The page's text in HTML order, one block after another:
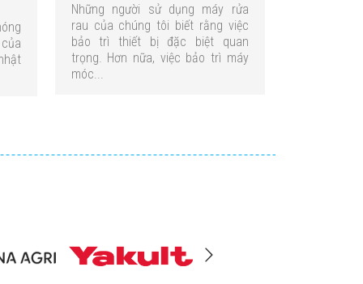
Những người sử dụng máy rửa
rau của chúng tôi biết rằng việc
bảo trì thiết bị đặc biệt quan
trọng. Hơn nữa, việc bảo trì máy
móc...